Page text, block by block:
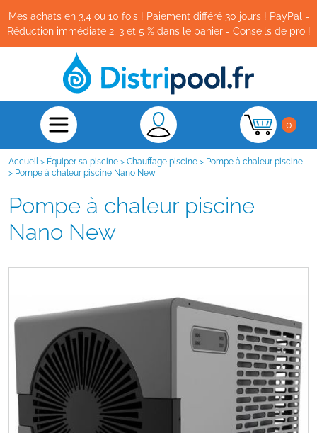
Mes achats en 3,4 ou 10 fois ! Paiement différé 30 jours ! PayPal -
Réduction immédiate 2, 3 et 5 % dans le panier - Conseils de pro !
0
Accueil > Équiper sa piscine > Chauffage piscine > Pompe à chaleur piscine
> Pompe à chaleur piscine Nano New
Pompe à chaleur piscine
Nano New